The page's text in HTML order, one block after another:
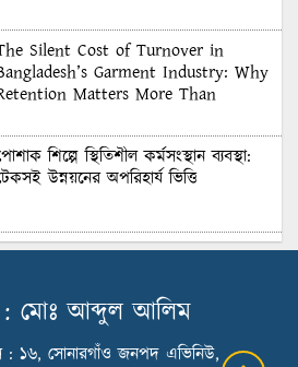
Silent Cost of Turnover in
Garment Industry: Why
Matters More Than
শিল্পে স্থিতিশীল কর্মসংস্থান ব্যবস্থা:
উন্নয়নের অপরিহার্য ভিত্তি
দেয়াল ভাঙার সুযোগ: মার্কিন বাজারে
Excellence: Texstream
মোঃ আব্দুল আলিম
: ১৬, সোনারগাঁও জনপদ এভিনিউ,